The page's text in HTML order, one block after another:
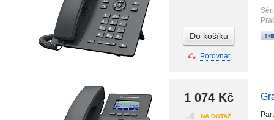
Do košíku
Porovnat
1 074 Kč
NA DOTAZ